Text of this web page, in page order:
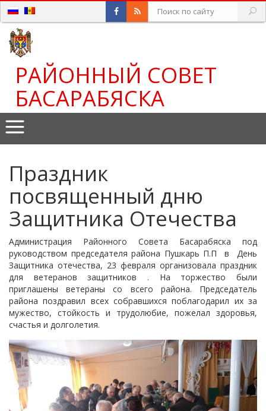
РАЙОННЫЙ СОВЕТ
БАСАРАБЯСКА
Праздник
посвященный дню
Защитника Отечества
Администрация Районного Совета Басарабяска под
руководством председателя района Пушкарь П.П в День
Защитника отечества, 23 февраля организовала праздник
для ветеранов защитников . На торжество были
приглашены ветераны со всего района. Председатель
района поздравил всех собравшихся поблагодарил их за
мужество, стойкость и трудолюбие, пожелал здоровья,
счастья и долголетия.